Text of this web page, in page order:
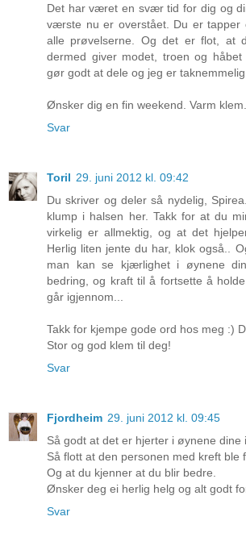
Det har været en svær tid for dig og
værste nu er overstået. Du er
alle prøvelserne. Og det er flot, at
dermed giver modet, troen og
gør godt at dele og jeg er
Ønsker dig en fin weekend. Varm klem.
Svar
Toril 29. juni 2012 kl. 09:42
Du skriver og deler så nydelig,
klump i halsen her. Takk for at du
virkelig er allmektig, og at det
Herlig liten jente du har, klok også..
man kan se kjærlighet i øynene
bedring, og kraft til å fortsette å
går igjennom...
Takk for kjempe gode ord hos meg :)
Stor og god klem til deg!
Svar
Fjordheim 29. juni 2012 kl. 09:45
Så godt at det er hjerter i øynene dine
Så flott at den personen med kreft ble
Og at du kjenner at du blir bedre.
Ønsker deg ei herlig helg og alt godt
Svar